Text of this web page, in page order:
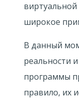
широкое
В данный
реальности
программы
правило, их